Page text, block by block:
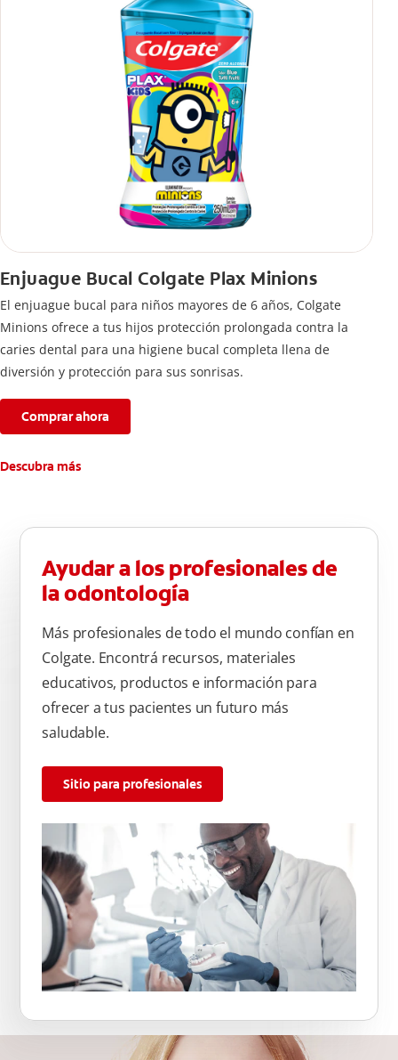
Enjuague Bucal Colgate Plax Minions
El enjuague bucal para niños mayores de 6 años, Colgate
Minions ofrece a tus hijos protección prolongada contra la
caries dental para una higiene bucal completa llena de
diversión y protección para sus sonrisas.
Comprar ahora
Descubra más
Ayudar a los profesionales de
la odontología
Más profesionales de todo el mundo confían en
Colgate. Encontrá recursos, materiales
educativos, productos e información para
ofrecer a tus pacientes un futuro más
saludable.
Sitio para profesionales